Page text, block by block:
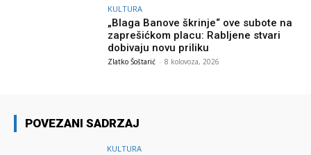
KULTURA
„Blaga Banove škrinje“ ove subote na
zaprešićkom placu: Rabljene stvari
dobivaju novu priliku
Zlatko Šoštarić - 8 kolovoza, 2026
POVEZANI SADRZAJ
KULTURA